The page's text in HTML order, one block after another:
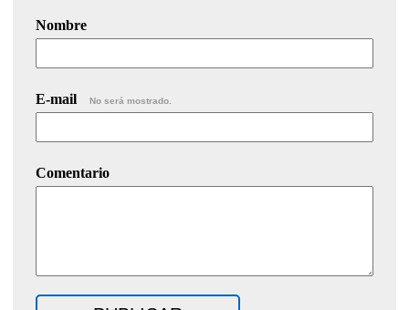
Nombre
E-mail No será mostrado.
Comentario